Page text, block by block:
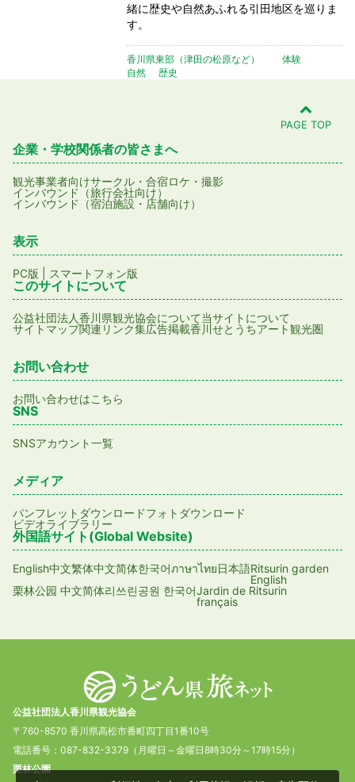
緒に歴史や自然あふれる引田地区を巡りま
す。
香川県東部（津田の松原など）
体験
自然
歴史
PAGE TOP
企業・学校関係者の皆さまへ
観光事業者向けサークル・合宿ロケ・撮影
インバウンド（旅行会社向け）
インバウンド（宿泊施設・店舗向け）
表示
PC版 スマートフォン版
このサイトについて
公益社団法人香川県観光協会について当サイトについて
サイトマップ関連リンク集広告掲載香川せとうちアート観光圏
お問い合わせ
お問い合わせはこちら
SNS
SNSアカウント一覧
メディア
パンフレットダウンロードフォトダウンロード
ビデオライブラリー
外国語サイト(Global Website)
English中文繁体中文简体한국어ภาษาไทย日本語Ritsurin garden
English
栗林公园 中文简体리쓰린공원 한국어Jardin de Ritsurin
français
公益社団法人香川県観光協会
〒760-8570 香川県高松市番町四丁目1番10号
電話番号：087-832-3379（月曜日～金曜日8時30分～17時15分）
栗林公園